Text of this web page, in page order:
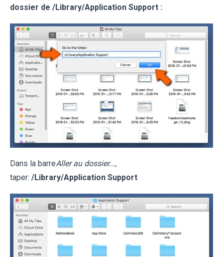
dossier de /Library/Application Support :
Dans la barreAller au dossier...,
taper: /Library/Application Support